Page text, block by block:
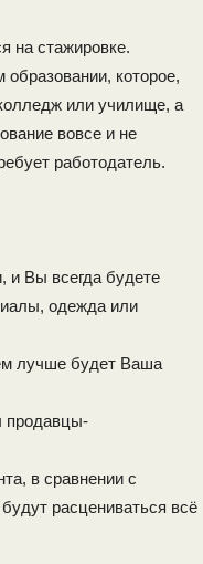
на стажировке.
которое,
или училище, а
вовсе и не
работодатель.
и Вы всегда будете
одежда или
лучше будет Ваша
продавцы-
в сравнении с
расцениваться всё